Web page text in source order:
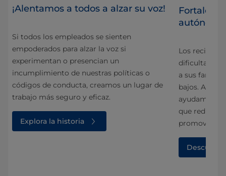
¡Alentamos a todos a alzar su voz!
Si todos los empleados se sienten
empoderados para alzar la voz si
experimentan o presencian un
incumplimiento de nuestras políticas o
códigos de conducta, creamos un lugar de
trabajo más seguro y eficaz.
Explora la historia
Los
dificultades
a sus
bajos. Al
ayudamos a
que
Descubre